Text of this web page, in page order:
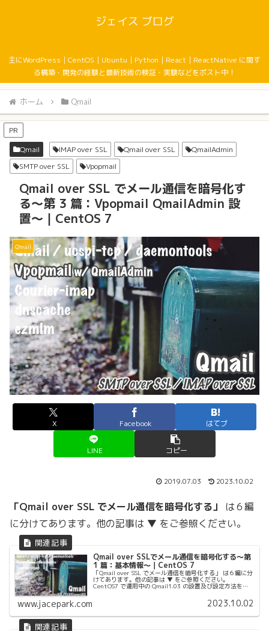
ジェイス ブログ
主にWordPress｜CentOS｜Ubuntu｜Python｜React｜ReactNative に関す
る構築・開発の経験と最新技術の検証・実験などをポスト中！
ホーム Qmail
PR
Qmail
IMAP over SSL Qmail over SSL
QmailAdmin
SMTP over SSL
Vpopmail
Qmail over SSL でメール通信を暗号化す
る〜第 3 篇：Vpopmail QmailAdmin 設
置〜｜CentOS 7
Qmail
X Facebook はてブ
LINE コピー
2019.07.03 2023.10.02
「Qmail over SSL でメール通信を暗号化する」
は６編
に分けてあります。他の記事は ▼ をご参照ください。
Qmail over SSLでメール通信を暗号化する〜第
1 篇：基本情報〜｜CentOS 7
「Qmail over SSL でメール通信を暗号化する」 は６編に分
けてあります。他の記事は ▼ をご参照ください。
CentOS7 で運用中の Qmail1.03 の設置及び設定方法をメ
www.jacepark.com 2023.10.02